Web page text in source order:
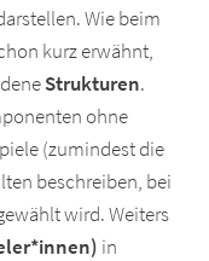
Wie beim
kurz erwähnt,
Strukturen.
ohne
(zumindest die
beschreiben, bei
wird. Weiters
in